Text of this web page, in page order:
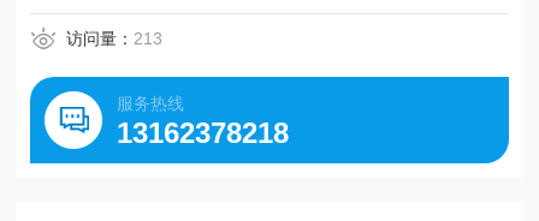
访问量： 213
服务热线
13162378218